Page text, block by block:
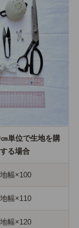
単位で生地を購
る場合
幅×100
幅×110
幅×120